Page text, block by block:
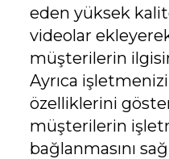
eden yüksek
videolar
müşterilerin
Ayrıca
özelliklerini
müşterilerin
bağlanmasını